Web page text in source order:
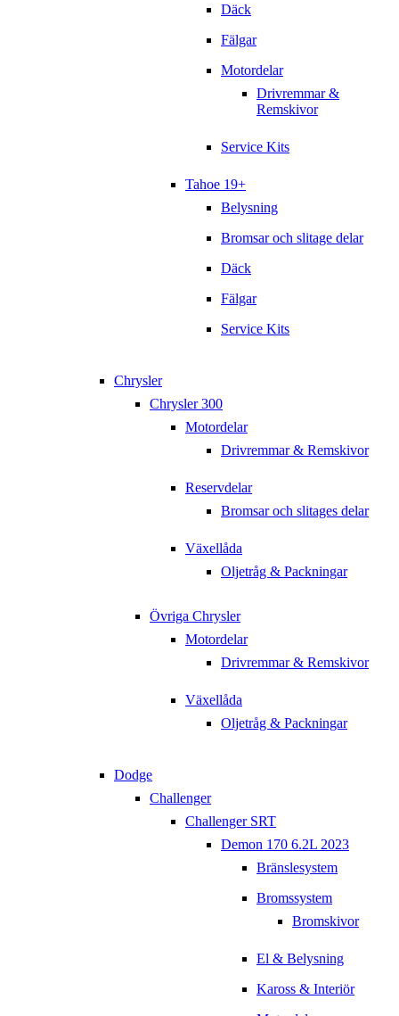
Däck
Fälgar
Motordelar
Drivremmar &
Remskivor
Service Kits
Tahoe 19+
Belysning
Bromsar och slitage delar
Däck
Fälgar
Service Kits
Chrysler
Chrysler 300
Motordelar
Drivremmar & Remskivor
Reservdelar
Bromsar och slitages delar
Växellåda
Oljetråg & Packningar
Övriga Chrysler
Motordelar
Drivremmar & Remskivor
Växellåda
Oljetråg & Packningar
Dodge
Challenger
Challenger SRT
Demon 170 6.2L 2023
Bränslesystem
Bromssystem
Bromskivor
El & Belysning
Kaross & Interiör